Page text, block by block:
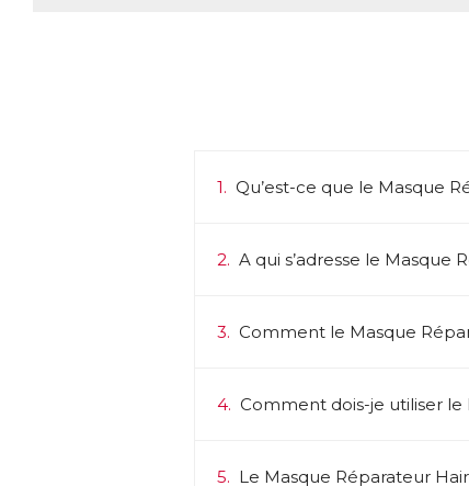
1. Qu’est-ce que le Masque
2. A qui s’adresse le Masque
3. Comment le Masque
4. Comment dois-je utiliser le
5. Le Masque Réparateur